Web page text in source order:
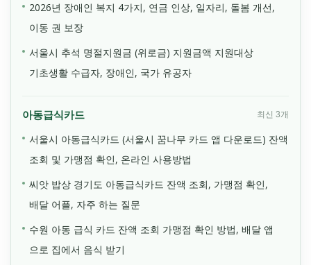
2026년 장애인 복지 4가지, 연금 인상, 일자리, 돌봄 개선,
이동 권 보장
서울시 추석 명절지원금 (위로금) 지원금액 지원대상
기초생활 수급자, 장애인, 국가 유공자
아동급식카드 최신 3개
서울시 아동급식카드 (서울시 꿈나무 카드 앱 다운로드) 잔액
조회 및 가맹점 확인, 온라인 사용방법
씨앗 밥상 경기도 아동급식카드 잔액 조회, 가맹점 확인,
배달 어플, 자주 하는 질문
수원 아동 급식 카드 잔액 조회 가맹점 확인 방법, 배달 앱
으로 집에서 음식 받기